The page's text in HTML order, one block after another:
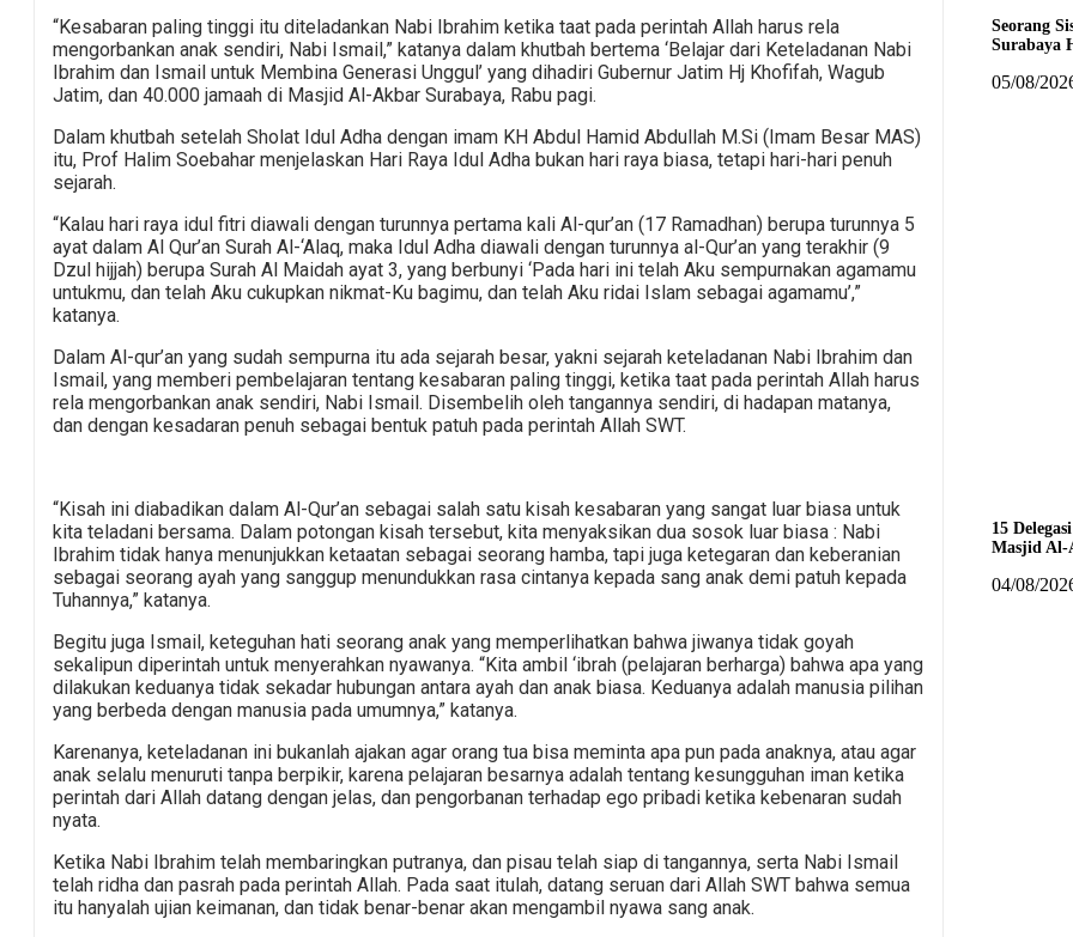
“Kesabaran paling tinggi itu diteladankan Nabi Ibrahim ketika taat pada perintah Allah harus rela
mengorbankan anak sendiri, Nabi Ismail,” katanya dalam khutbah bertema ‘Belajar dari Keteladanan Nabi
Ibrahim dan Ismail untuk Membina Generasi Unggul’ yang dihadiri Gubernur Jatim Hj Khofifah, Wagub
Jatim, dan 40.000 jamaah di Masjid Al-Akbar Surabaya, Rabu pagi.
Dalam khutbah setelah Sholat Idul Adha dengan imam KH Abdul Hamid Abdullah M.Si (Imam Besar MAS)
itu, Prof Halim Soebahar menjelaskan Hari Raya Idul Adha bukan hari raya biasa, tetapi hari-hari penuh
sejarah.
“Kalau hari raya idul fitri diawali dengan turunnya pertama kali Al-qur’an (17 Ramadhan) berupa turunnya 5
ayat dalam Al Qur’an Surah Al-‘Alaq, maka Idul Adha diawali dengan turunnya al-Qur’an yang terakhir (9
Dzul hijjah) berupa Surah Al Maidah ayat 3, yang berbunyi ‘Pada hari ini telah Aku sempurnakan agamamu
untukmu, dan telah Aku cukupkan nikmat-Ku bagimu, dan telah Aku ridai Islam sebagai agamamu’,”
katanya.
Dalam Al-qur’an yang sudah sempurna itu ada sejarah besar, yakni sejarah keteladanan Nabi Ibrahim dan
Ismail, yang memberi pembelajaran tentang kesabaran paling tinggi, ketika taat pada perintah Allah harus
rela mengorbankan anak sendiri, Nabi Ismail. Disembelih oleh tangannya sendiri, di hadapan matanya,
dan dengan kesadaran penuh sebagai bentuk patuh pada perintah Allah SWT.
“Kisah ini diabadikan dalam Al-Qur’an sebagai salah satu kisah kesabaran yang sangat luar biasa untuk
kita teladani bersama. Dalam potongan kisah tersebut, kita menyaksikan dua sosok luar biasa : Nabi
Ibrahim tidak hanya menunjukkan ketaatan sebagai seorang hamba, tapi juga ketegaran dan keberanian
sebagai seorang ayah yang sanggup menundukkan rasa cintanya kepada sang anak demi patuh kepada
Tuhannya,” katanya.
Begitu juga Ismail, keteguhan hati seorang anak yang memperlihatkan bahwa jiwanya tidak goyah
sekalipun diperintah untuk menyerahkan nyawanya. “Kita ambil ‘ibrah (pelajaran berharga) bahwa apa yang
dilakukan keduanya tidak sekadar hubungan antara ayah dan anak biasa. Keduanya adalah manusia pilihan
yang berbeda dengan manusia pada umumnya,” katanya.
Karenanya, keteladanan ini bukanlah ajakan agar orang tua bisa meminta apa pun pada anaknya, atau agar
anak selalu menuruti tanpa berpikir, karena pelajaran besarnya adalah tentang kesungguhan iman ketika
perintah dari Allah datang dengan jelas, dan pengorbanan terhadap ego pribadi ketika kebenaran sudah
nyata.
Ketika Nabi Ibrahim telah membaringkan putranya, dan pisau telah siap di tangannya, serta Nabi Ismail
telah ridha dan pasrah pada perintah Allah. Pada saat itulah, datang seruan dari Allah SWT bahwa semua
itu hanyalah ujian keimanan, dan tidak benar-benar akan mengambil nyawa sang anak.
Seorang
Surabaya
05/08/
15
Masjid Al-
04/08/